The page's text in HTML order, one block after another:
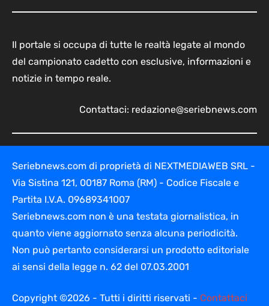
Il portale si occupa di tutte le realtà legate al mondo
del campionato cadetto con esclusive, informazioni e
notizie in tempo reale.
Contattaci: redazione@seriebnews.com
Seriebnews.com di proprietà di NEXTMEDIAWEB SRL -
Via Sistina 121, 00187 Roma (RM) - Codice Fiscale e
Partita I.V.A. 09689341007
Seriebnews.com non è una testata giornalistica, in
quanto viene aggiornato senza alcuna periodicità.
Non può pertanto considerarsi un prodotto editoriale
ai sensi della legge n. 62 del 07.03.2001
Copyright ©2026 - Tutti i diritti riservati - Contattaci